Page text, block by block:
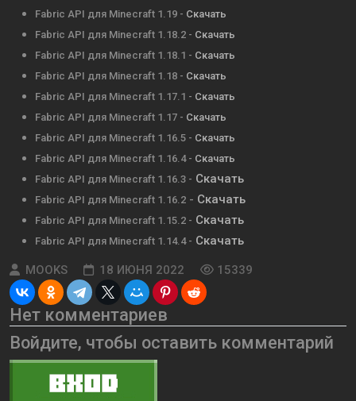
Fabric API для Minecraft 1.19 - Скачать
Fabric API для Minecraft 1.18.2 - Скачать
Fabric API для Minecraft 1.18.1 - Скачать
Fabric API для Minecraft 1.18 - Скачать
Fabric API для Minecraft 1.17.1 - Скачать
Fabric API для Minecraft 1.17 - Скачать
Fabric API для Minecraft 1.16.5 - Скачать
Fabric API для Minecraft 1.16.4 - Скачать
Fabric API для Minecraft 1.16.3 - Скачать
Fabric API для Minecraft 1.16.2 - Скачать
Fabric API для Minecraft 1.15.2 - Скачать
Fabric API для Minecraft 1.14.4 - Скачать
MOOKS 18 ИЮНЯ 2022 15339
Нет комментариев
Войдите, чтобы оставить комментарий